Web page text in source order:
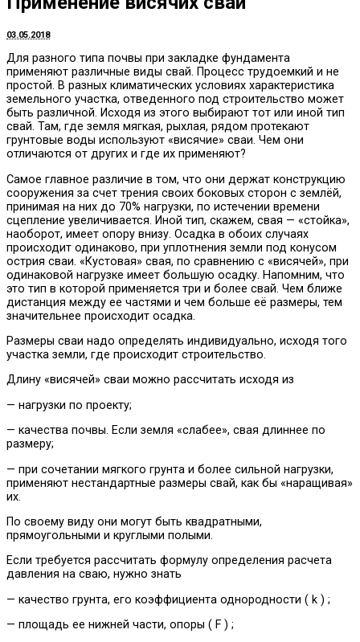
03.05.2018
Для разного типа почвы при закладке фундамента
применяют различные виды свай. Процесс трудоемкий и не
простой. В разных климатических условиях характеристика
земельного участка, отведенного под строительство может
быть различной. Исходя из этого выбирают тот или иной тип
свай. Там, где земля мягкая, рыхлая, рядом протекают
грунтовые воды используют «висячие» сваи. Чем они
отличаются от других и где их применяют?
Самое главное различие в том, что они держат конструкцию
сооружения за счет трения своих боковых сторон с землёй,
принимая на них до 70% нагрузки, по истечении времени
сцепление увеличивается. Иной тип, скажем, свая — «стойка»,
наоборот, имеет опору внизу. Осадка в обоих случаях
происходит одинаково, при уплотнения земли под конусом
острия сваи. «Кустовая» свая, по сравнению с «висячей», при
одинаковой нагрузке имеет большую осадку. Напомним, что
это тип в которой применяется три и более свай. Чем ближе
дистанция между ее частями и чем больше её размеры, тем
значительнее происходит осадка.
Размеры сваи надо определять индивидуально, исходя того
участка земли, где происходит строительство.
Длину «висячей» сваи можно рассчитать исходя из
— нагрузки по проекту;
— качества почвы. Если земля «слабее», свая длиннее по
размеру;
— при сочетании мягкого грунта и более сильной нагрузки,
применяют нестандартные размеры свай, как бы «наращивая»
их.
По своему виду они могут быть квадратными,
прямоугольными и круглыми полыми.
Если требуется рассчитать формулу определения расчета
давления на сваю, нужно знать
— качество грунта, его коэффициента однородности ( k ) ;
— площадь ее нижней части, опоры ( F ) ;